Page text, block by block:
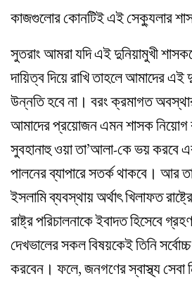
কাজগুলোর কোনটিই এই সেক্যুলার
সুতরাং আমরা যদি এই দুনিয়ামুখী
দায়িত্ব দিয়ে রাখি তাহলে আমাদের
উন্নতি হবে না। বরং ক্রমাগত
আমাদের প্রয়োজন এমন শাসক নিয়োগ
সুবহানাহু ওয়া তা’আলা-কে ভয় করবে
পালনের ব্যাপারে সতর্ক থাকবে। আর
ইসলামি ব্যবস্থায় অর্থাৎ খিলাফত
রাষ্ট্র পরিচালনাকে ইবাদত হিসেবে
দেখভালের সকল বিষয়কেই তিনি
করবেন। ফলে, জনগণের স্বাস্থ্য সেবা